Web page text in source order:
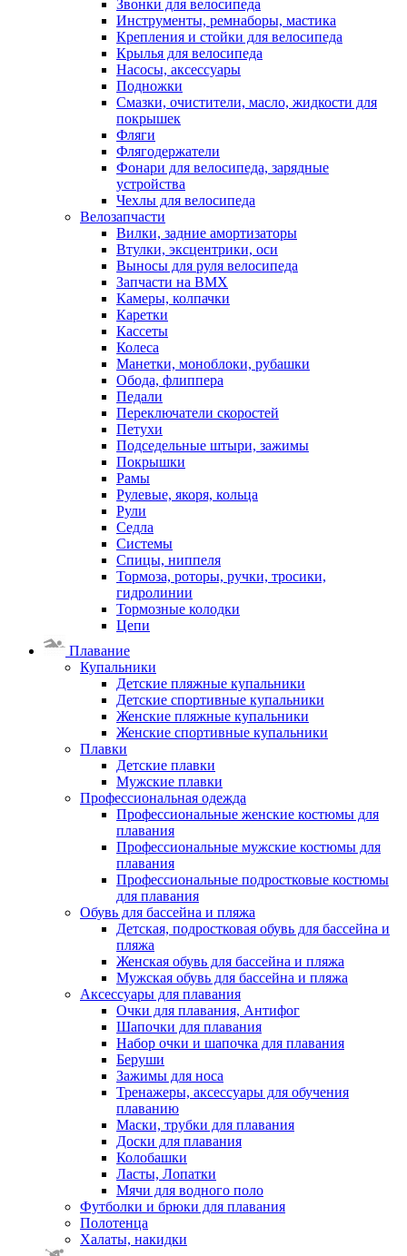
Звонки для велосипеда
Инструменты, ремнаборы, мастика
Крепления и стойки для велосипеда
Крылья для велосипеда
Насосы, аксессуары
Подножки
Смазки, очистители, масло, жидкости для
покрышек
Фляги
Флягодержатели
Фонари для велосипеда, зарядные
устройства
Чехлы для велосипеда
Велозапчасти
Вилки, задние амортизаторы
Втулки, эксцентрики, оси
Выносы для руля велосипеда
Запчасти на BMX
Камеры, колпачки
Каретки
Кассеты
Колеса
Манетки, моноблоки, рубашки
Обода, флиппера
Педали
Переключатели скоростей
Петухи
Подседельные штыри, зажимы
Покрышки
Рамы
Рулевые, якоря, кольца
Рули
Седла
Системы
Спицы, ниппеля
Тормоза, роторы, ручки, тросики,
гидролинии
Тормозные колодки
Цепи
Плавание
Купальники
Детские пляжные купальники
Детские спортивные купальники
Женские пляжные купальники
Женские спортивные купальники
Плавки
Детские плавки
Мужские плавки
Профессиональная одежда
Профессиональные женские костюмы для
плавания
Профессиональные мужские костюмы для
плавания
Профессиональные подростковые костюмы
для плавания
Обувь для бассейна и пляжа
Детская, подростковая обувь для бассейна и
пляжа
Женская обувь для бассейна и пляжа
Мужская обувь для бассейна и пляжа
Аксессуары для плавания
Очки для плавания, Антифог
Шапочки для плавания
Набор очки и шапочка для плавания
Беруши
Зажимы для носа
Тренажеры, аксессуары для обучения
плаванию
Маски, трубки для плавания
Доски для плавания
Колобашки
Ласты, Лопатки
Мячи для водного поло
Футболки и брюки для плавания
Полотенца
Халаты, накидки